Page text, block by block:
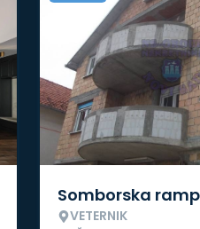
Somborska
VETERNIK